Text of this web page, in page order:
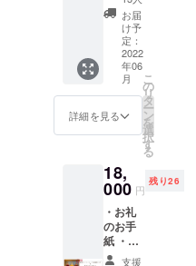
ちろん
味や品
質は保
証いた
します
が、原
材料や
表記に
場合が
あるた
め、現
時点で
は明記
してお
りませ
プ（仮
名称）
お任せ
サンプ
ル（80g
入り）
５本
セット
（越後
姫、黄
桃、
ル・レ
クチ
エ、巨
峰） ※
返礼品
として
お届
け予
定：
2022
年06
月
詳細を見る
こ
の
リ
タ
ー
ン
を
選
択
す
る
18,
000 円
残り26
・お礼
のお手
紙 ・新
潟フ支援